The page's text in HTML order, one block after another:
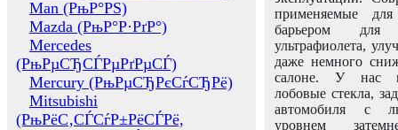
Man (РњР°РЅ)
Mazda (РњР°Р·РґР°)
Mercedes
(РњРµСЂСЃРµРґРµСЃ)
Mercury (РњРµСЂРєСѓСЂРё)
Mitsubishi
(РњРёС‚СЃСѓР±РёСЃРё,
применяемые
барьером для
ультрафиолета,
даже немного
салоне. У нас
лобовые стекла,
автомобиля с
уровнем